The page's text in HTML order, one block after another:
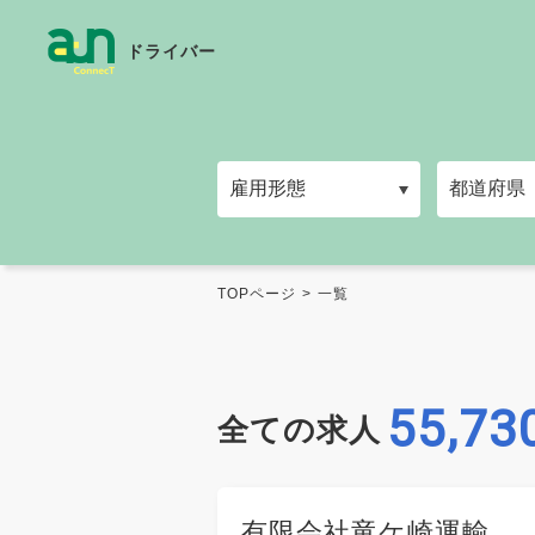
ドライバー
TOPページ 一覧
全ての求人